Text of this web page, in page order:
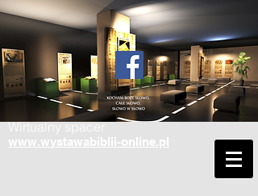
Wirtualny spacer
www.wystawabiblii-online.pl